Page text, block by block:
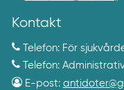
Kontakt
Telefon: För
Telefon:
E-post: